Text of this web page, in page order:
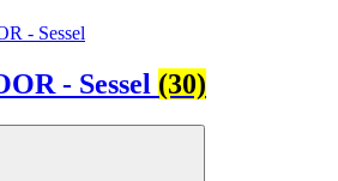
- Sessel (30)